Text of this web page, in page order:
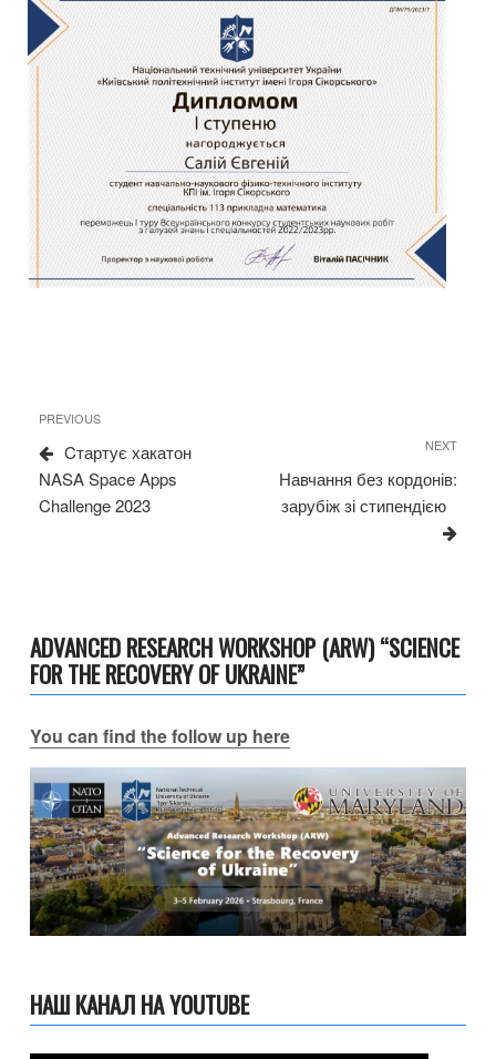
Навігація
записів
Previous
Post
PREVIOUS
Cтартує хакатон
NASA Space Apps
Challenge 2023
Next
NEXT
Навчання без кордонів:
зарубіж зі стипендією
ADVANCED RESEARCH WORKSHOP (ARW) “SCIENCE
FOR THE RECOVERY OF UKRAINE”
You can find the follow up here
НАШ КАНАЛ НА YOUTUBE